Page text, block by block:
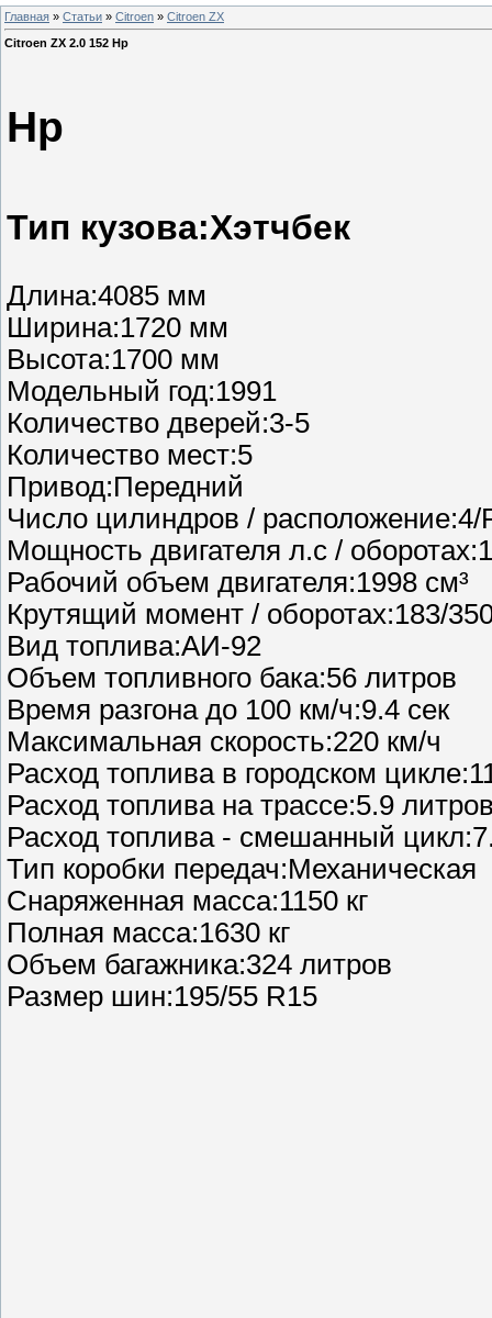
Главная » Статьи » Citroen » Citroen ZX
Citroen ZX 2.0 152 Hp
Hp
Тип кузова:Хэтчбек
Длина:4085 мм
Ширина:1720 мм
Высота:1700 мм
Модельный год:1991
Количество дверей:3-5
Количество мест:5
Привод:Передний
Число цилиндров /
Мощность двигателя л.с /
Рабочий объем двигателя:1998 см³
Крутящий момент / оборотах:183/
Вид топлива:АИ-92
Объем топливного бака:56 литров
Время разгона до 100 км/ч:9.4 сек
Максимальная скорость:220 км/ч
Расход топлива в городском
Расход топлива на трассе:5.9
Расход топлива - смешанный
Тип коробки передач:Механическая
Снаряженная масса:1150 кг
Полная масса:1630 кг
Объем багажника:324 литров
Размер шин:195/55 R15